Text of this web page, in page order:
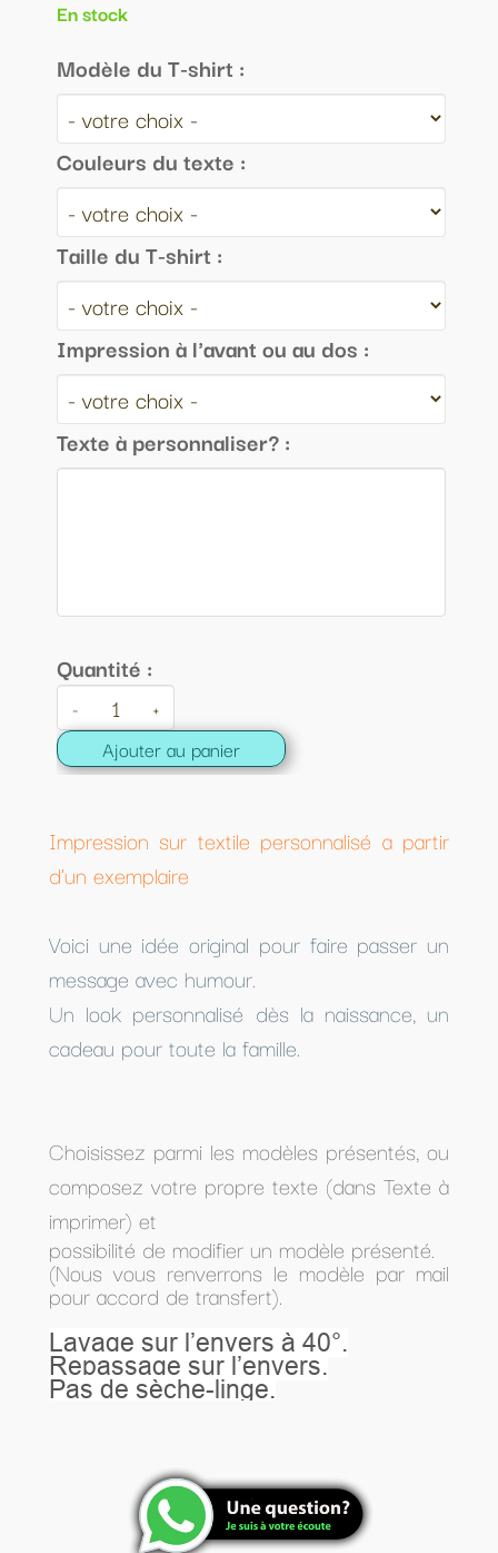
En stock
Modèle du T-shirt :
Couleurs du texte :
Taille du T-shirt :
Impression à l'avant ou au dos :
Texte à personnaliser? :
Quantité :
- +
Ajouter au panier
Impression sur textile personnalisé a partir
d'un exemplaire
Voici une idée original pour faire passer un
message avec humour.
Un look personnalisé dès la naissance, un
cadeau pour toute la famille.
Choisissez parmi les modèles présentés, ou
composez votre propre texte (dans Texte à
imprimer) et
possibilité de modifier un modèle présenté.
(Nous vous renverrons le modèle par mail
pour accord de transfert).
Lavage sur l’envers à 40°.
Repassage sur l’envers.
Pas de sèche-linge.